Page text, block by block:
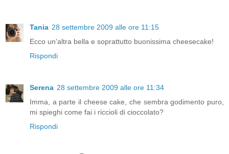
Tania 28 settembre 2009 alle ore 11:15
Ecco un'altra bella e soprattutto buonissima cheesecake!
Rispondi
Serena 28 settembre 2009 alle ore 11:34
Imma, a parte il cheese cake, che sembra godimento puro,
mi spieghi come fai i riccioli di cioccolato?
Rispondi